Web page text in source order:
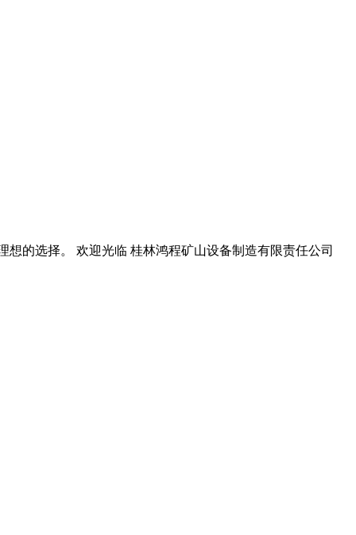
的选择。 欢迎光临 桂林鸿程矿山设备制造有限责任公司